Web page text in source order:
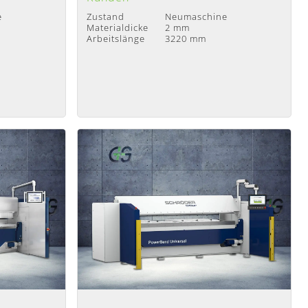
Zustand
Neumaschine
Materialdicke
2 mm
Arbeitslänge
3220 mm